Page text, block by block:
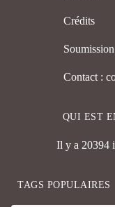
Crédits
Contact :
QUI EST
Il y a 20394
TAGS POPULAIRES